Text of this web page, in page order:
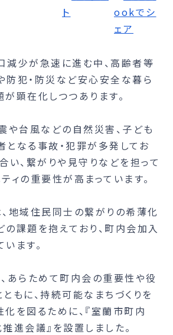
減少が急速に進む中、高齢者等
防犯・防災など安心安全な暮ら
顕在化しつつあります。
や台風などの自然災害、子ども
なる事故・犯罪が多発してお
い、繋がりや見守りなどを担って
ィの重要性が高まっています。
地域住民同士の繋がりの希薄化
課題を抱えており、町内会加入
ます。
あらためて町内会の重要性や役
もに、持続可能なまちづくりを
を図るために、『室蘭市町内
進会議』を設置しました。